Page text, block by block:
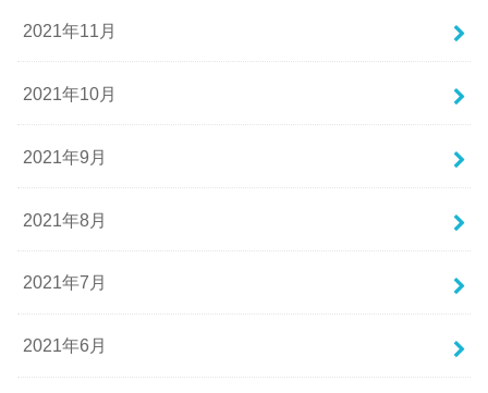
2021年11月
2021年10月
2021年9月
2021年8月
2021年7月
2021年6月